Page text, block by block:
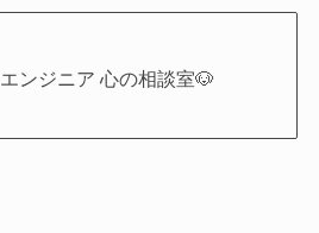
ンジニア 心の相談室🐶